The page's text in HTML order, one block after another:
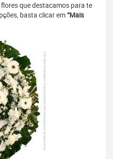
que destacamos para te
basta clicar em“Mais